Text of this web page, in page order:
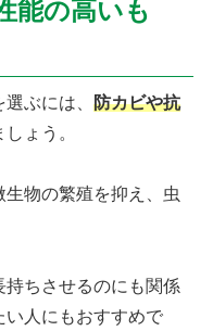
能の高いも
選ぶには、防カビや抗
しょう。
物の繁殖を抑え、虫
持ちさせるのにも関係
い人にもおすすめで